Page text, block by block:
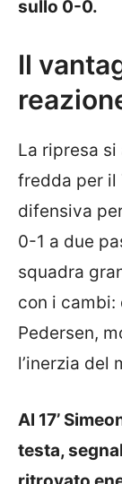
sullo 0-0.
Il
La ripresa
fredda per il
difensiva
0-1 a due
squadra
con i cambi:
Pedersen,
l’inerzia del
Al 17’
testa,